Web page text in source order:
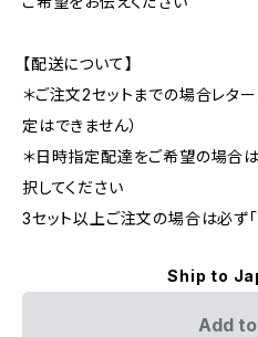
【配送について】
＊ご注文2セットまでの場合レタ
定はできません）
＊日時指定配達をご希望の場合
択してください
3セット以上ご注文の場合は必ず
Ship to
Add